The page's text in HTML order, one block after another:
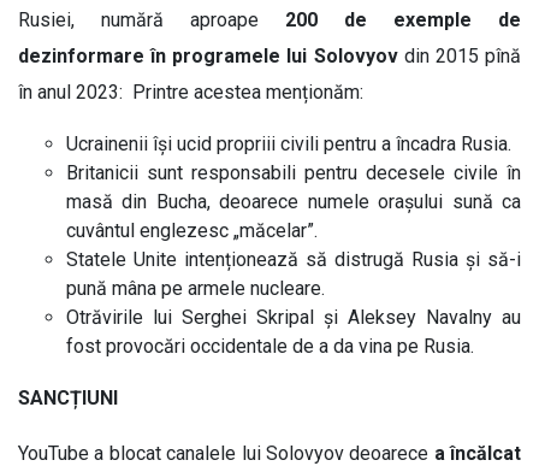
Rusiei, numără aproape 200 de exemple de
dezinformare în programele lui Solovyov din 2015 pînă
în anul 2023: Printre acestea menționăm:
Ucrainenii își ucid propriii civili pentru a încadra Rusia.
Britanicii sunt responsabili pentru decesele civile în
masă din Bucha, deoarece numele orașului sună ca
cuvântul englezesc „măcelar”.
Statele Unite intenționează să distrugă Rusia și să-i
pună mâna pe armele nucleare.
Otrăvirile lui Serghei Skripal și Aleksey Navalny au
fost provocări occidentale de a da vina pe Rusia.
SANCȚIUNI
YouTube a blocat canalele lui Solovyov deoarece a încălcat